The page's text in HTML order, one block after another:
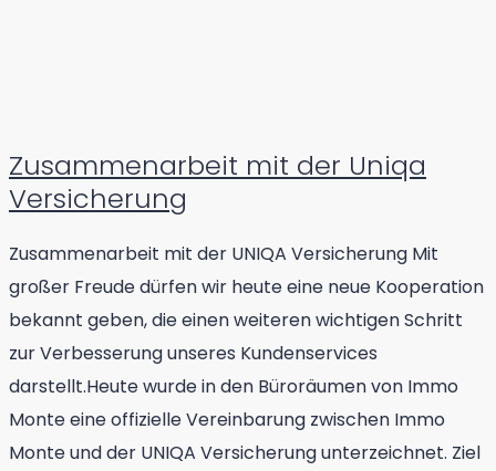
Zusammenarbeit mit der Uniqa
Versicherung
Zusammenarbeit mit der UNIQA Versicherung Mit
großer Freude dürfen wir heute eine neue Kooperation
bekannt geben, die einen weiteren wichtigen Schritt
zur Verbesserung unseres Kundenservices
darstellt.Heute wurde in den Büroräumen von Immo
Monte eine offizielle Vereinbarung zwischen Immo
Monte und der UNIQA Versicherung unterzeichnet. Ziel